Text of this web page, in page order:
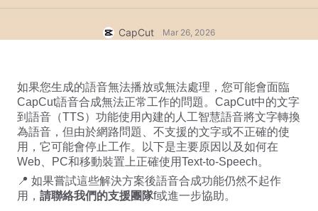
自訂語音
增強語音
降低雜訊
影像
操作指南
市場趨勢
精選推薦
範本趨勢與秘訣
更多
關於 CapCut 服務條款
開啟 CapCut
CapCut Mar 26, 2026
如果您生成的語音無法播放或無法處理，您可能會面臨
CapCut語音合成無法正常工作的問題。CapCut中的文字
到語音（TTS）功能使用內建的人工智慧語音將文字轉換
為語音，但由於網路問題、不支援的文字或不正確的使
用，它可能會停止工作。以下是主要原因以及如何在
Web、PC和移動裝置上正確使用Text-to-Speech。
📍 如果嘗試這些解決方案後語音合成功能仍然不起作
用， 請聯絡我們的支援團 隊f或進一步協助。